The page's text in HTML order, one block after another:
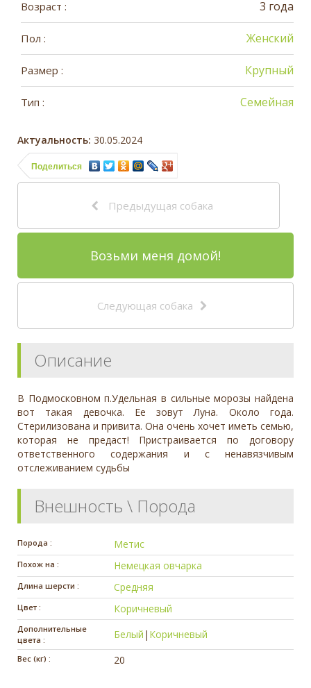
Возраст : 3 года
Пол : Женский
Размер : Крупный
Тип : Семейная
Актуальность: 30.05.2024
Поделиться
Предыдущая собака
Возьми меня домой!
Следующая собака
Описание
В Подмосковном п.Удельная в сильные морозы найдена
вот такая девочка. Ее зовут Луна. Около года.
Стерилизована и привита. Она очень хочет иметь семью,
которая не предаст! Пристраивается по договору
ответственного содержания и с ненавязчивым
отслеживанием судьбы
Внешность \ Порода
Порода : Метис
Похож на : Немецкая овчарка
Длина шерсти : Средняя
Цвет : Коричневый
Дополнительные
цвета :
Белый | Коричневый
Вес (кг) : 20